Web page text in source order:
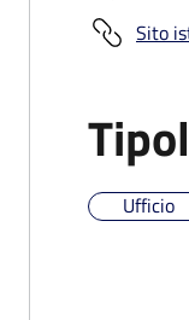
Sito
Ufficio